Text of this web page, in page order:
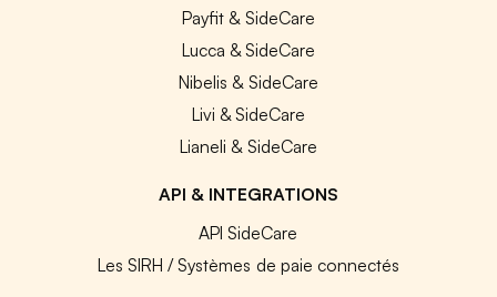
Payfit & SideCare
Lucca & SideCare
Nibelis & SideCare
Livi & SideCare
Lianeli & SideCare
API & INTEGRATIONS
API SideCare
Les SIRH / Systèmes de paie connectés